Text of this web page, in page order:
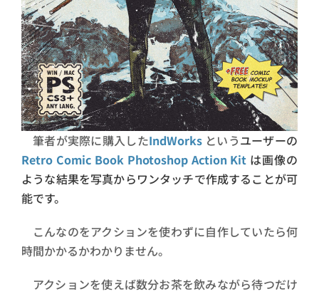
筆者が実際に購入したIndWorksというユーザーの
Retro Comic Book Photoshop Action Kit は画像の
ような結果を写真からワンタッチで作成することが可
能です。
こんなのをアクションを使わずに自作していたら何
時間かかるかわかりません。
アクションを使えば数分お茶を飲みながら待つだけ